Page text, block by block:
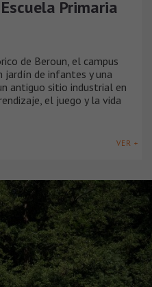
Primaria
de Beroun, el campus
jardín de infantes y una
antiguo sitio industrial en
el juego y la vida
VER +